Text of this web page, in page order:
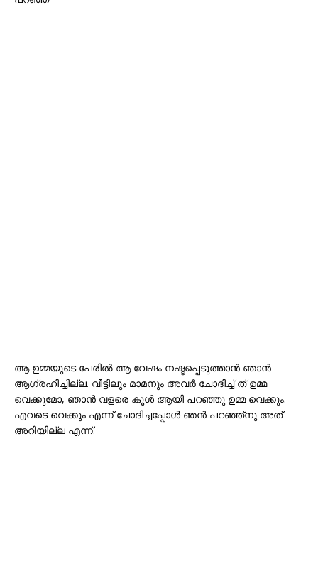
ആ ഉമ്മയുടെ പേരിൽ ആ വേഷം നഷ്ടപ്പെടുത്താൻ ഞാൻ
ആഗ്രഹിച്ചില്ല. വീട്ടിലും മാമനും അവര്‍ ചോദിച്ച് ത് ഉമ്മ
വെക്കുമോ, ഞാന്‍ വളരെ കൂള്‍ ആയി പറഞ്ഞു ഉമ്മ വെക്കും.
എവടെ വെക്കും എന്ന് ചോദിച്ചപ്പോള്‍ ഞന്‍ പറഞ്ഞ്നു അത്
അറിയില്ല എന്ന്.